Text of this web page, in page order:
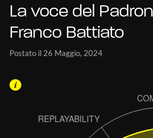
La voce del
Franco Battiato
Postato il 26 Maggio, 2024